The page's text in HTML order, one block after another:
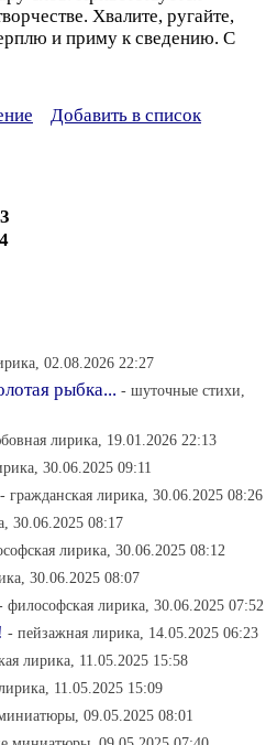
Хвалите, ругайте,
и приму к сведению. С
Добавить в список
02.08.2026 22:27
рыбка... - шуточные стихи,
лирика, 19.01.2026 22:13
30.06.2025 09:11
- гражданская лирика, 30.06.2025 08:26
30.06.2025 08:17
лирика, 30.06.2025 08:12
30.06.2025 08:07
философская лирика, 30.06.2025 07:52
- пейзажная лирика, 14.05.2025 06:23
лирика, 11.05.2025 15:58
11.05.2025 15:09
09.05.2025 08:01